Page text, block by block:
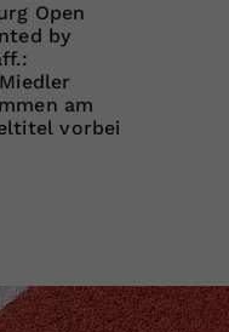
Open
by
am
vorbei